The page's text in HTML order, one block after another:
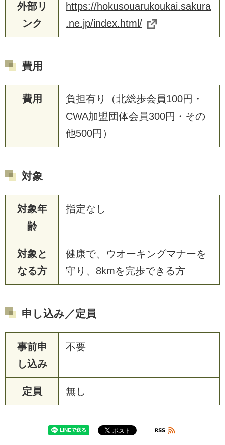
外部リ
ンク
https://hokusouarukoukai.sakura
.ne.jp/index.html/
費用
費用
負担有り（北総歩会員100円・
CWA加盟団体会員300円・その
他500円）
対象
対象年
齢
指定なし
対象と
なる方
健康で、ウオーキングマナーを
守り、8kmを完歩できる方
申し込み／定員
事前申
し込み
不要
定員 無し